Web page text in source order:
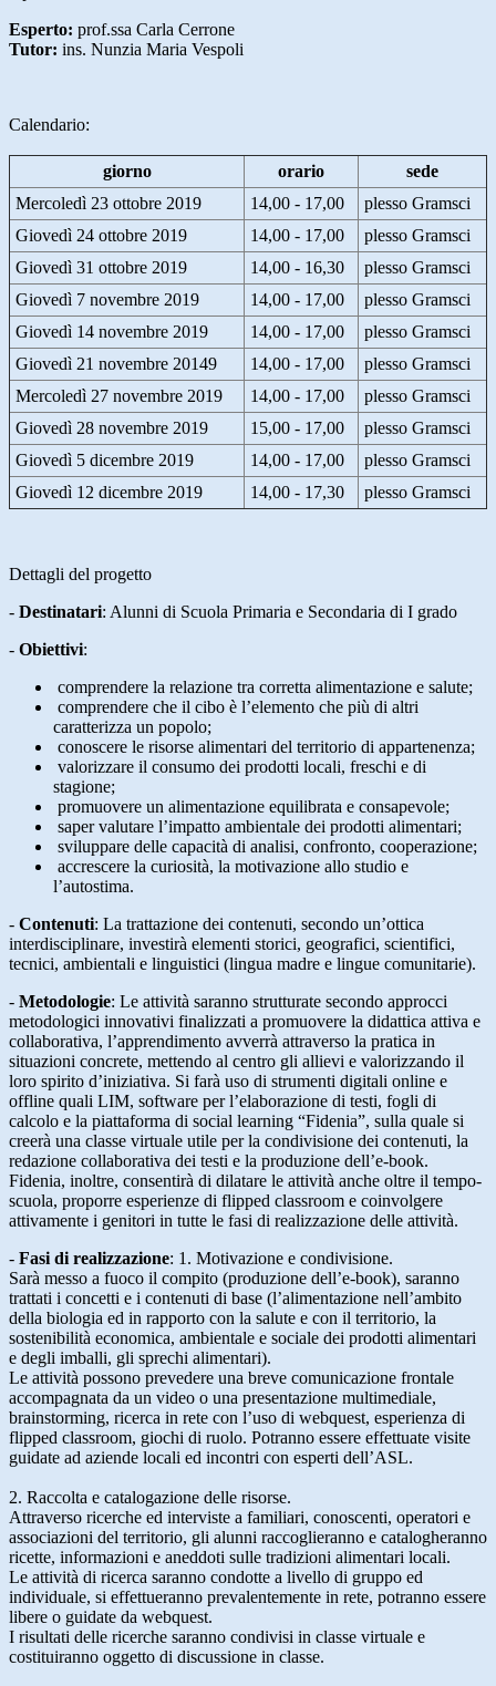
Esperto: prof.ssa Carla Cerrone
Tutor: ins. Nunzia Maria Vespoli
Calendario:
giorno orario
sede
Mercoledì 23 ottobre 2019
14,00 - 17,00
plesso Gramsci
Giovedì 24 ottobre 2019
14,00 - 17,00
plesso Gramsci
Giovedì 31 ottobre 2019
14,00 - 16,30
plesso Gramsci
Giovedì 7 novembre 2019
14,00 - 17,00
plesso Gramsci
Giovedì 14 novembre 2019
14,00 - 17,00
plesso Gramsci
Giovedì 21 novembre 20149
14,00 - 17,00
plesso Gramsci
Mercoledì 27 novembre 2019
14,00 - 17,00
plesso Gramsci
Giovedì 28 novembre 2019
15,00 - 17,00
plesso Gramsci
Giovedì 5 dicembre 2019
14,00 - 17,00
plesso Gramsci
Giovedì 12 dicembre 2019
14,00 - 17,30 plesso Gramsci
Dettagli del progetto
- Destinatari: Alunni di Scuola Primaria e Secondaria di I grado
- Obiettivi:
comprendere la relazione tra corretta alimentazione e salute;
comprendere che il cibo è l’elemento che più di altri
caratterizza un popolo;
conoscere le risorse alimentari del territorio di appartenenza;
valorizzare il consumo dei prodotti locali, freschi e di
stagione;
promuovere un alimentazione equilibrata e consapevole;
saper valutare l’impatto ambientale dei prodotti alimentari;
sviluppare delle capacità di analisi, confronto, cooperazione;
accrescere la curiosità, la motivazione allo studio e
l’autostima.
- Contenuti: La trattazione dei contenuti, secondo un’ottica
interdisciplinare, investirà elementi storici, geografici, scientifici,
tecnici, ambientali e linguistici (lingua madre e lingue comunitarie).
- Metodologie: Le attività saranno strutturate secondo approcci
metodologici innovativi finalizzati a promuovere la didattica attiva e
collaborativa, l’apprendimento avverrà attraverso la pratica in
situazioni concrete, mettendo al centro gli allievi e valorizzando il
loro spirito d’iniziativa. Si farà uso di strumenti digitali online e
offline quali LIM, software per l’elaborazione di testi, fogli di
calcolo e la piattaforma di social learning “Fidenia”, sulla quale si
creerà una classe virtuale utile per la condivisione dei contenuti, la
redazione collaborativa dei testi e la produzione dell’e-book.
​Fidenia, inoltre, consentirà di dilatare le attività anche oltre il tempo-
scuola, proporre esperienze di flipped classroom e coinvolgere
attivamente i genitori in tutte le fasi di realizzazione delle attività.
- Fasi di realizzazione: 1. Motivazione e condivisione.
Sarà messo a fuoco il compito (produzione dell’e-book), saranno
trattati i concetti e i contenuti di base (l’alimentazione nell’ambito
della biologia ed in rapporto con la salute e con il territorio, la
sostenibilità economica, ambientale e sociale dei prodotti alimentari
e degli imballi, gli sprechi alimentari).
Le attività possono prevedere una breve comunicazione frontale
accompagnata da un video o una presentazione multimediale,
brainstorming, ricerca in rete con l’uso di webquest, esperienza di
flipped classroom, giochi di ruolo. Potranno essere effettuate visite
guidate ad aziende locali ed incontri con esperti dell’ASL.
2. Raccolta e catalogazione delle risorse.
Attraverso ricerche ed interviste a familiari, conoscenti, operatori e
associazioni del territorio, gli alunni raccoglieranno e catalogheranno
ricette, informazioni e aneddoti sulle tradizioni alimentari locali.
Le attività di ricerca saranno condotte a livello di gruppo ed
individuale, si effettueranno prevalentemente in rete, potranno essere
libere o guidate da webquest.
I risultati delle ricerche saranno condivisi in classe virtuale e
costituiranno oggetto di discussione in classe.